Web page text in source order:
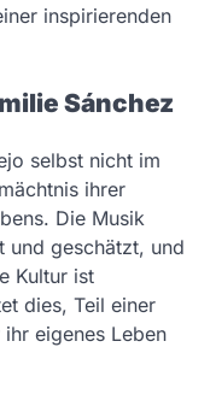
inspirierenden
Sánchez
selbst nicht im
ihrer
Die Musik
und geschätzt, und
Kultur ist
dies, Teil einer
eigenes Leben